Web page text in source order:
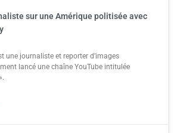
sur une Amérique politisée avec
une journaliste et reporter d’images
lancé une chaîne YouTube intitulée